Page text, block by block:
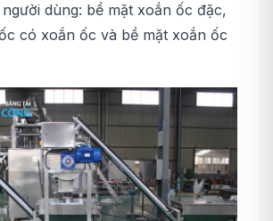
dùng: bề mặt xoắn ốc đặc,
có xoắn ốc và bề mặt xoắn ốc